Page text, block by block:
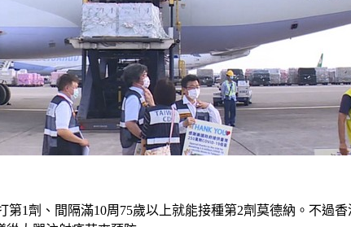
1劑、間隔滿10周75歲以上就能接種第2劑莫德納。不過